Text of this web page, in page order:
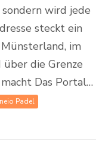
wird jede
steckt ein
im
über die Grenze
Das Portal…
Padel